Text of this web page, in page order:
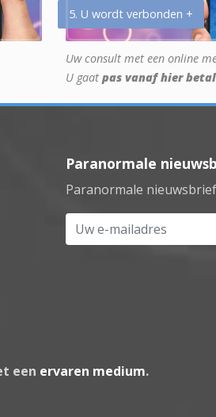
5. U wordt verbonden +
Uw consult met een online
U gaat pas vanaf hier
Paranormale
Paranormale
Uw e-mailadres
een ervaren medium.